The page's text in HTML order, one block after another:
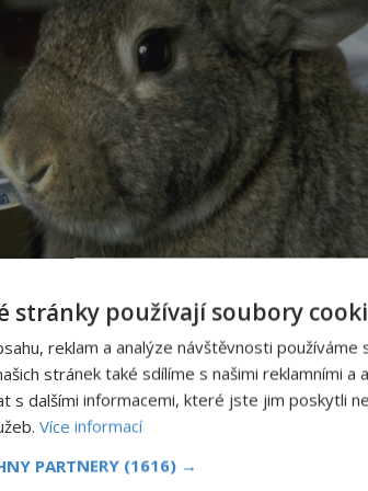
ke kosmetickým účelům zakázány.
nejsou zvířata třeba, protože
nějaká účinná alternativní metoda,
nesmějí. Alternativních metod se
stránky používají soubory
reklam a analýze návštěvnosti
stránek také sdílíme s našimi reklamními
s dalšími informacemi, které jste jim poskytli
Více informací
PARTNERY (1616) →